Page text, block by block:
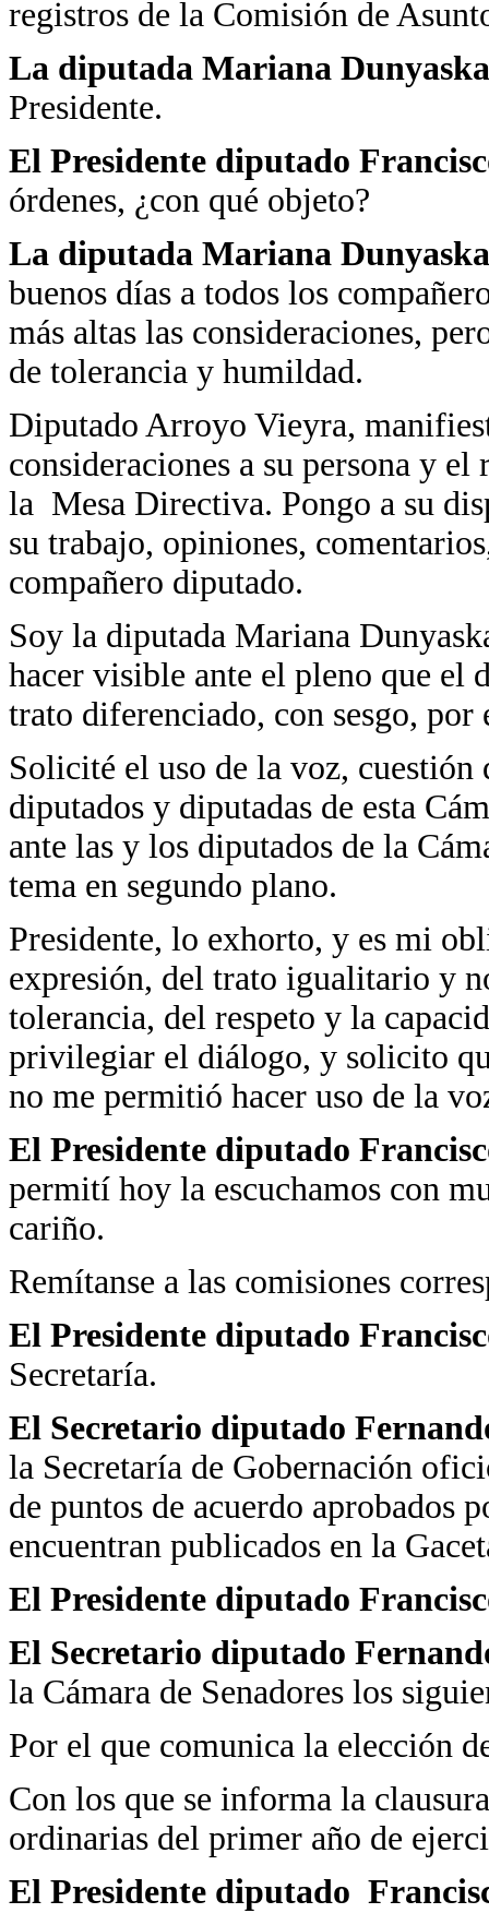
registros de la Comisión de
La diputada Mariana
Presidente.
El Presidente diputado
órdenes, ¿con qué objeto?
La diputada Mariana
buenos días a todos los
más altas las consideraciones,
de tolerancia y humildad.
Diputado Arroyo Vieyra,
consideraciones a su persona y el
la Mesa Directiva. Pongo a su
su trabajo, opiniones,
compañero diputado.
Soy la diputada Mariana
hacer visible ante el pleno que el
trato diferenciado, con sesgo, por
Solicité el uso de la voz, cuestión
diputados y diputadas de esta
ante las y los diputados de la
tema en segundo plano.
Presidente, lo exhorto, y es mi
expresión, del trato igualitario y
tolerancia, del respeto y la
privilegiar el diálogo, y solicito
no me permitió hacer uso de la
El Presidente diputado
permití hoy la escuchamos con
cariño.
Remítanse a las comisiones
El Presidente diputado
Secretaría.
El Secretario diputado
la Secretaría de Gobernación
de puntos de acuerdo aprobados
encuentran publicados en la
El Presidente diputado
El Secretario diputado
la Cámara de Senadores los
Por el que comunica la elección
Con los que se informa la
ordinarias del primer año de
El Presidente diputado